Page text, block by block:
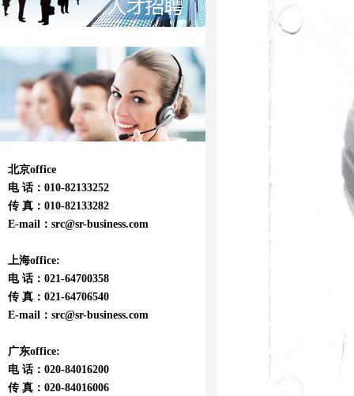
北京office
电 话：010-82133252
传 真：010-82133282
E-mail： src@sr-business.com
上海office:
电 话：021-64700358
传 真：021-64706540
E-mail： src@sr-business.com
广东office:
电 话：020-84016200
传 真：020-84016006